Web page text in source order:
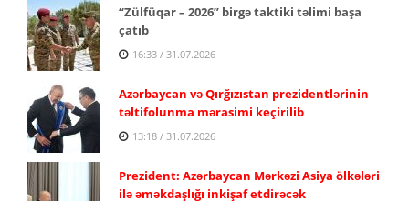
“Zülfüqar – 2026” birgə taktiki təlimi başa
çatıb
16:33 / 31.07.2026
Azərbaycan və Qırğızıstan prezidentlərinin
təltifolunma mərasimi keçirilib
13:18 / 31.07.2026
Prezident: Azərbaycan Mərkəzi Asiya ölkələri
ilə əməkdaşlığı inkişaf etdirəcək